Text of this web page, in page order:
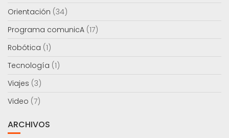
Orientación (34)
Programa comunicA (17)
Robótica (1)
Tecnología (1)
Viajes (3)
Video (7)
ARCHIVOS